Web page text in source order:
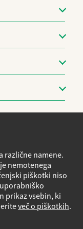
- The
različne namene.
nemotenega
piškotki niso
prikaz vsebin, ki
več o piškotkih.